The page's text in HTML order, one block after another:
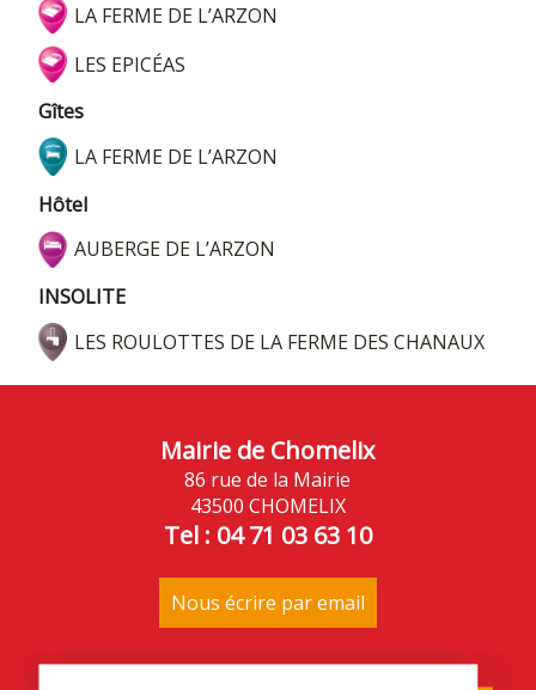
LA FERME DE L’ARZON
LES EPICÉAS
Gîtes
LA FERME DE L’ARZON
Hôtel
AUBERGE DE L’ARZON
INSOLITE
LES ROULOTTES DE LA FERME DES CHANAUX
Mairie de Chomelix
86 rue de la Mairie
43500 CHOMELIX
Tel : 04 71 03 63 10
Nous écrire par email